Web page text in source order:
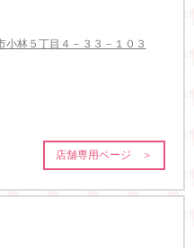
小林５丁目４－３３－１０３
店舗専用ページ ＞